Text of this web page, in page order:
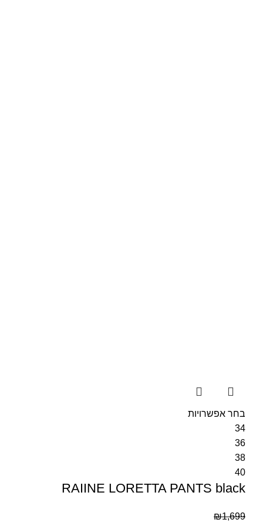
בחר אפשרויות
34
36
38
40
RAIINE LORETTA PANTS black
₪1,699